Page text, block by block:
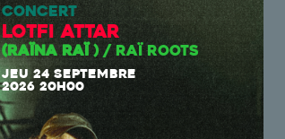
CONCERT
Lotfi Attar
(RAÏNA RAÏ) / RAÏ ROOTS
JEU 24 SEPTEMBRE
2026 20H00